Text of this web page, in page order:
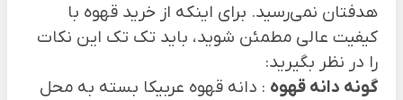
هدفتان نمی‌رسید. برای اینکه از خرید قهوه با
کیفیت عالی مطمئن شوید، باید تک تک این نکات
را در نظر بگیرید:
گونه دانه قهوه : دانه قهوه عربیکا بسته به محل